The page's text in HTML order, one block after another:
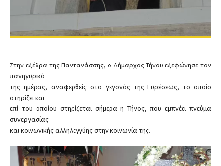
Στην εξέδρα της Παντανάσσης, ο Δήμαρχος Τήνου εξεφώνησε τον
πανηγυρικό
της ημέρας, αναφερθείς στο γεγονός της Ευρέσεως, το οποίο
στηρίζει και
επί του οποίου στηρίζεται σήμερα η Τήνος, που εμπνέει πνεύμα
συνεργασίας
και κοινωνικής αλληλεγγύης στην κοινωνία της.